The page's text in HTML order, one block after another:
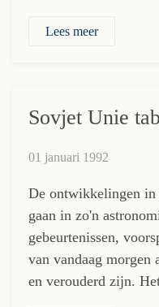
Lees meer
Sovjet Unie
01 januari 1992
De ontwikkelingen
gaan in zo'n
gebeurtenissen,
van vandaag morgen
en verouderd zijn.